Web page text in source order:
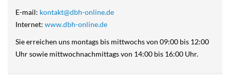
E-mail: kontakt@dbh-online.de
Internet: www.dbh-online.de
Sie erreichen uns montags bis mittwochs von 09:00 bis 12:00
Uhr sowie mittwochnachmittags von 14:00 bis 16:00 Uhr.